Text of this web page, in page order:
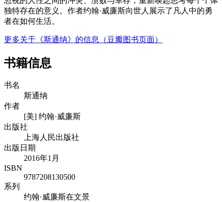
独特存在的意义。作者约翰·威廉斯向世人展示了凡人中的勇
者在如何生活。
更多关于《斯通纳》的信息（豆瓣图书页面）
书籍信息
书名
斯通纳
作者
[美] 约翰·威廉斯
出版社
上海人民出版社
出版日期
2016年1月
ISBN
9787208130500
系列
约翰·威廉斯在文景